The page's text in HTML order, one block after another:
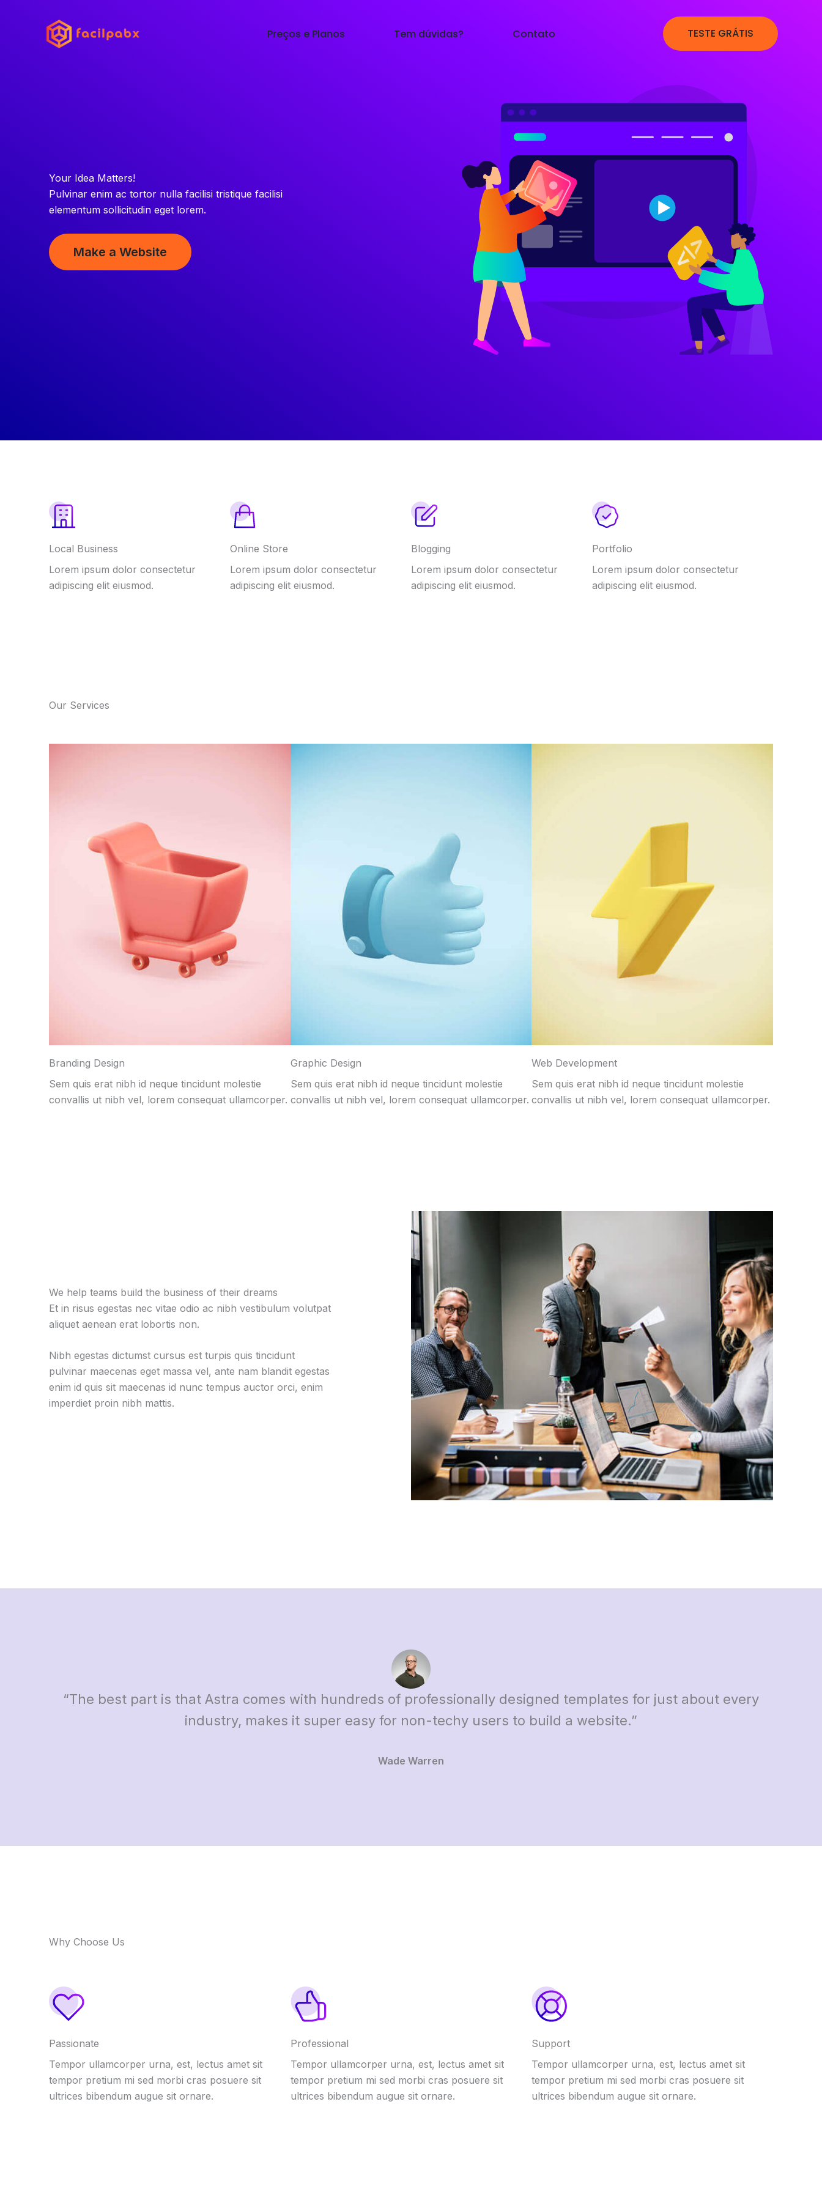
Preços e Planos Tem dúvidas? Contato TESTE GRÁTIS
Your Idea Matters!
Pulvinar enim ac tortor nulla facilisi tristique facilisi
elementum sollicitudin eget lorem.
Make a Website
Local Business
Lorem ipsum dolor consectetur
adipiscing elit eiusmod.
Online Store
Lorem ipsum dolor consectetur
adipiscing elit eiusmod.
Blogging
Lorem ipsum dolor consectetur
adipiscing elit eiusmod.
Portfolio
Lorem ipsum dolor consectetur
adipiscing elit eiusmod.
Our Services
Branding Design
Sem quis erat nibh id neque tincidunt molestie
convallis ut nibh vel, lorem consequat ullamcorper.
Graphic Design
Sem quis erat nibh id neque tincidunt molestie
convallis ut nibh vel, lorem consequat ullamcorper.
Web Development
Sem quis erat nibh id neque tincidunt molestie
convallis ut nibh vel, lorem consequat ullamcorper.
We help teams build the business of their dreams
Et in risus egestas nec vitae odio ac nibh vestibulum volutpat
aliquet aenean erat lobortis non.
Nibh egestas dictumst cursus est turpis quis tincidunt
pulvinar maecenas eget massa vel, ante nam blandit egestas
enim id quis sit maecenas id nunc tempus auctor orci, enim
imperdiet proin nibh mattis.
“The best part is that Astra comes with hundreds of professionally designed templates for just about every
industry, makes it super easy for non-techy users to build a website.”
Wade Warren
Why Choose Us
Passionate
Tempor ullamcorper urna, est, lectus amet sit
tempor pretium mi sed morbi cras posuere sit
ultrices bibendum augue sit ornare.
Professional
Tempor ullamcorper urna, est, lectus amet sit
tempor pretium mi sed morbi cras posuere sit
ultrices bibendum augue sit ornare.
Support
Tempor ullamcorper urna, est, lectus amet sit
tempor pretium mi sed morbi cras posuere sit
ultrices bibendum augue sit ornare.